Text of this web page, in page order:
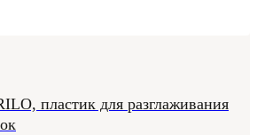
пластик для разглаживания